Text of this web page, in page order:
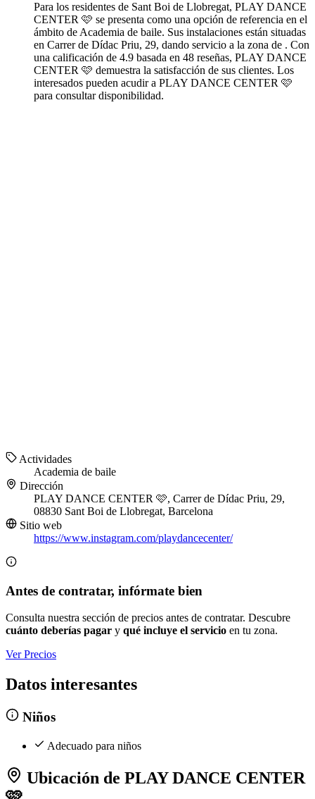
Para los residentes de Sant Boi de Llobregat, PLAY DANCE
CENTER 🩷 se presenta como una opción de referencia en el
ámbito de Academia de baile. Sus instalaciones están situadas
en Carrer de Dídac Priu, 29, dando servicio a la zona de . Con
una calificación de 4.9 basada en 48 reseñas, PLAY DANCE
CENTER 🩷 demuestra la satisfacción de sus clientes. Los
interesados pueden acudir a PLAY DANCE CENTER 🩷
para consultar disponibilidad.
Actividades
Academia de baile
Dirección
PLAY DANCE CENTER 🩷, Carrer de Dídac Priu, 29,
08830 Sant Boi de Llobregat, Barcelona
Sitio web
https://www.instagram.com/playdancecenter/
Antes de contratar, infórmate bien
Consulta nuestra sección de precios antes de contratar. Descubre
cuánto deberías pagar y qué incluye el servicio en tu zona.
Ver Precios
Datos interesantes
Niños
Adecuado para niños
Ubicación de PLAY DANCE CENTER